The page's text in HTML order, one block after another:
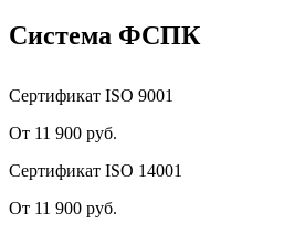
Система ФСПК
Сертификат ISO 9001
От 11 900 руб.
Сертификат ISO 14001
От 11 900 руб.